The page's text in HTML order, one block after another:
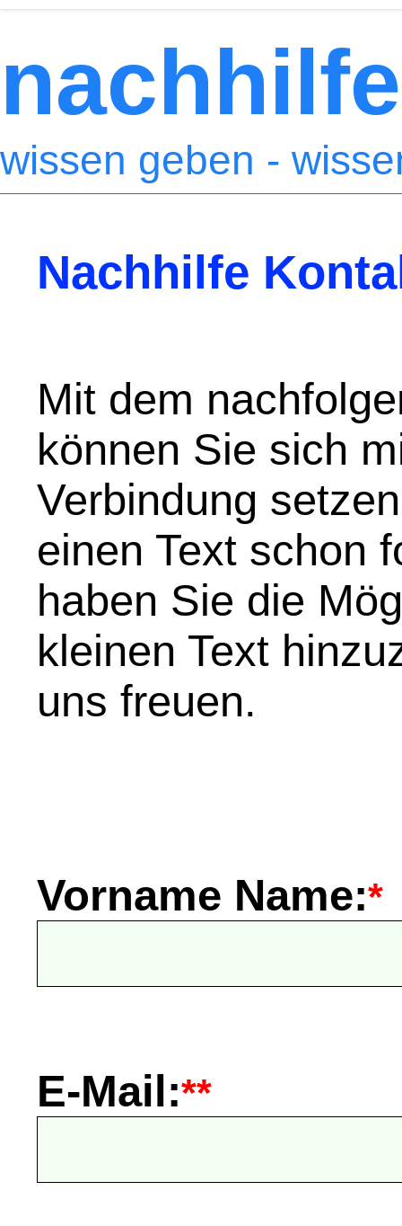
wissen geben -
Nachhilfe
Mit dem
können Sie sich
Verbindung
einen Text schon
haben Sie die
kleinen Text
uns freuen.
Vorname Name:*
E-Mail:**